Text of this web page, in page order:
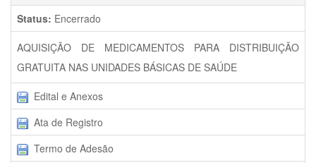
Status: Encerrado
AQUISIÇÃO DE MEDICAMENTOS PARA DISTRIBUIÇÃO
GRATUITA NAS UNIDADES BÁSICAS DE SAÚDE
Edital e Anexos
Ata de Registro
Termo de Adesão